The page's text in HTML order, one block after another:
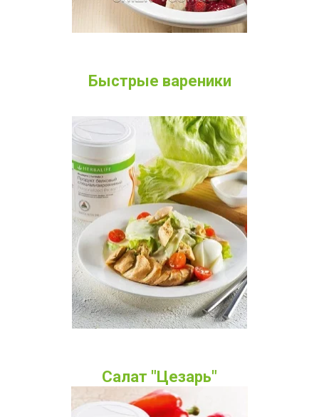
Быстрые вареники
Салат "Цезарь"